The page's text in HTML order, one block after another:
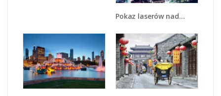
Pokaz laserów nad Hong Kongiem - AM796